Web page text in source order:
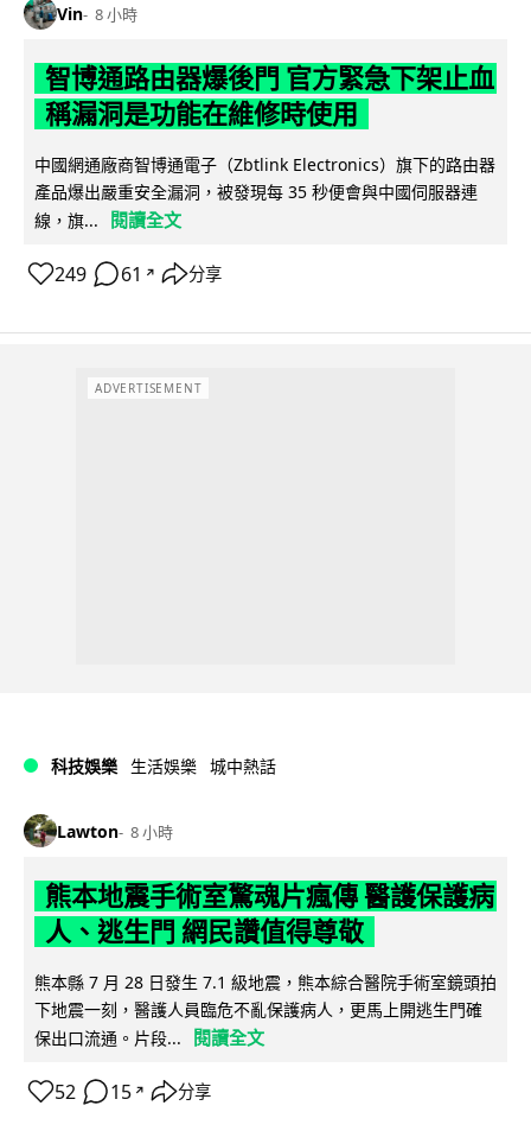
Vin 8 小時
智博通路由器爆後門 官方緊急下架止血
稱漏洞是功能在維修時使用
中國網通廠商智博通電子（Zbtlink Electronics）旗下的路由器
產品爆出嚴重安全漏洞，被發現每 35 秒便會與中國伺服器連
線，旗...
閱讀全文
249 61 ↗ 分享
ADVERTISEMENT
科技娛樂 生活娛樂 城中熱話
Lawton 8 小時
熊本地震手術室驚魂片瘋傳 醫護保護病
人、逃生門 網民讚值得尊敬
熊本縣 7 月 28 日發生 7.1 級地震，熊本綜合醫院手術室鏡頭拍
下地震一刻，醫護人員臨危不亂保護病人，更馬上開逃生門確
保出口流通。片段...
閱讀全文
52 15 ↗ 分享